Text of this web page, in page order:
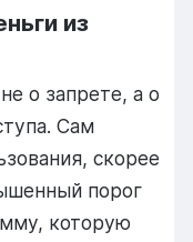
из
о запрете, а о
Сам
скорее
порог
которую